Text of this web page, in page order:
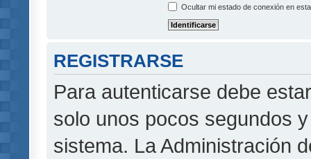
Ocultar mi estado de conexión en
REGISTRARSE
Para autenticarse debe
solo unos pocos segundos
sistema. La Administración